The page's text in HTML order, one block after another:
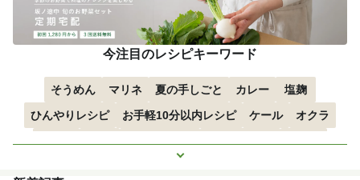
今注目のレシピキーワード
そうめん マリネ 夏の手しごと カレー
塩麹
ひんやりレシピ
お手軽10分以内レシピ ケール
オクラ
もっと見る